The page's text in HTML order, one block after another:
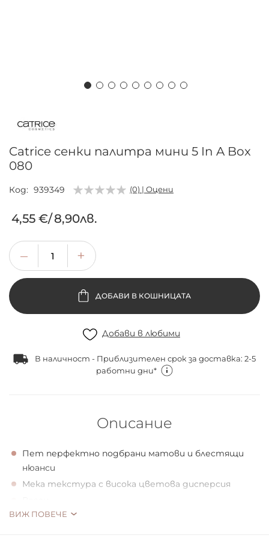
началото
галерия
със
снимки
Catrice сенки палитра мини 5 In A Box
080
Код 939349 (0) | Оцени
4,55 €/8,90лв.
ДОБАВИ В КОШНИЦАТА
Добави в любими
В наличност - Приблизителен срок за доставка: 2-5
работни дни*
Описание
Пет перфектно подбрани матови и блестящи
нюанси
Мека текстура с висока цветова дисперсия
ВИЖ ПОВЕЧЕ